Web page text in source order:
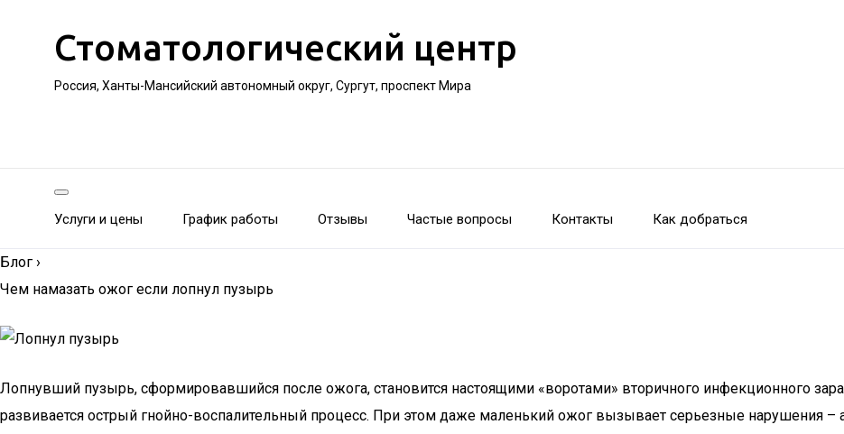
Стоматологический центр
Россия, Ханты-Мансийский автономный округ, Сургут, проспект Мира
Услуги и цены График работы Отзывы Частые вопросы Контакты Как добраться
Блог ›
Чем намазать ожог если лопнул пузырь
Лопнувший пузырь, сформировавшийся после ожога, становится настоящими «воротами» вторичного инфекционного
развивается острый гнойно-воспалительный процесс. При этом даже маленький ожог вызывает серьезные нарушения –